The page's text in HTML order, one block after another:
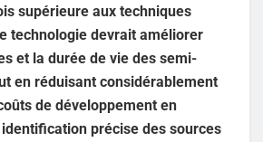
supérieure aux techniques
technologie devrait améliorer
et la durée de vie des semi-
en réduisant considérablement
de développement en
précise des sources